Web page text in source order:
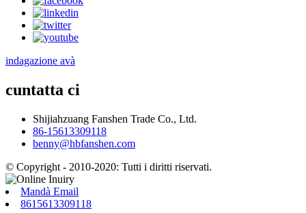
indagazione avà
cuntatta ci
Shijiahzuang Fanshen Trade Co., Ltd.
86-15613309118
benny@hbfanshen.com
© Copyright - 2010-2020: Tutti i diritti riservati.
Mandà Email
8615613309118